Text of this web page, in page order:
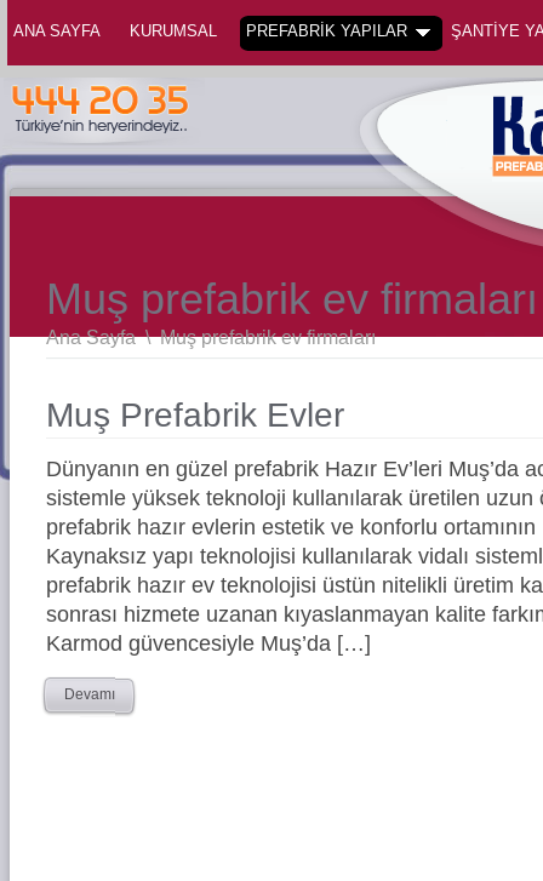
ANA SAYFA KURUMSAL PREFABRİK YAPILAR ŞANTİYE
Muş prefabrik ev firmaları
Ana Sayfa \Muş prefabrik ev firmaları
Muş Prefabrik Evler
Dünyanın en güzel prefabrik Hazır Ev’leri Muş’da
sistemle yüksek teknoloji kullanılarak üretilen
prefabrik hazır evlerin estetik ve konforlu ortamının
Kaynaksız yapı teknolojisi kullanılarak vidalı
prefabrik hazır ev teknolojisi üstün nitelikli üretim
sonrası hizmete uzanan kıyaslanmayan kalite
Karmod güvencesiyle Muş’da […]
Devamı